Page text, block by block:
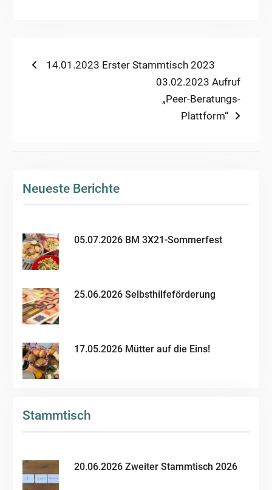
Beitragsnavigation
Previous
14.01.2023 Erster Stammtisch 2023
Next
post:
03.02.2023 Aufruf
„Peer-Beratungs-
Plattform“
Neueste Berichte
05.07.2026 BM 3X21-Sommerfest
25.06.2026 Selbsthilfeförderung
17.05.2026 Mütter auf die Eins!
Stammtisch
20.06.2026 Zweiter Stammtisch 2026